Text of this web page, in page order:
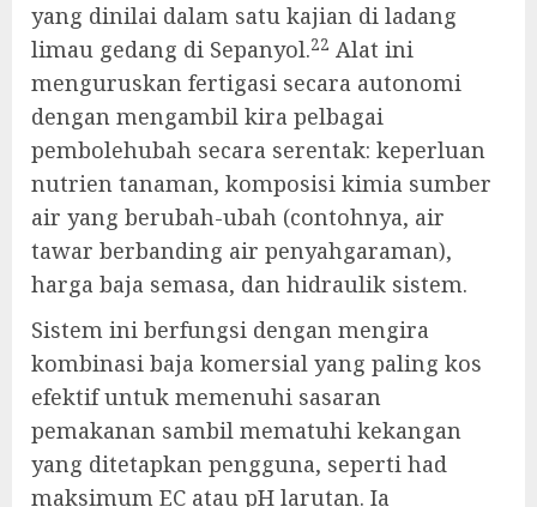
yang dinilai dalam satu kajian di ladang
limau gedang di Sepanyol.22 Alat ini
menguruskan fertigasi secara autonomi
dengan mengambil kira pelbagai
pembolehubah secara serentak: keperluan
nutrien tanaman, komposisi kimia sumber
air yang berubah-ubah (contohnya, air
tawar berbanding air penyahgaraman),
harga baja semasa, dan hidraulik sistem.
Sistem ini berfungsi dengan mengira
kombinasi baja komersial yang paling kos
efektif untuk memenuhi sasaran
pemakanan sambil mematuhi kekangan
yang ditetapkan pengguna, seperti had
maksimum EC atau pH larutan. Ia